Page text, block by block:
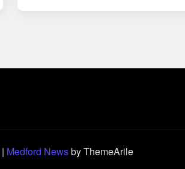
| Medford Newsby ThemeArile